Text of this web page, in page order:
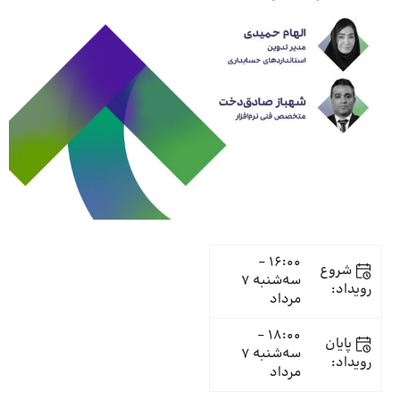
شروع
رویداد:
16:00 -
سه‌شنبه 7
مرداد
پایان
رویداد:
18:00 -
سه‌شنبه 7
مرداد